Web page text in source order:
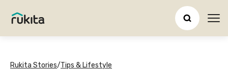
Rukita Stories/Tips & Lifestyle